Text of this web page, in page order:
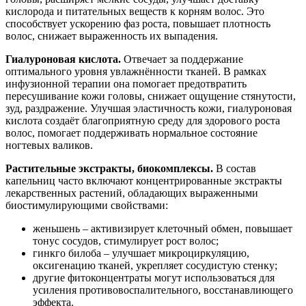
кислорода и питательных веществ к корням волос. Это
способствует ускорению фаз роста, повышает плотность
волос, снижает выраженность их выпадения.
Гиалуроновая кислота. Отвечает за поддержание
оптимального уровня увлажнённости тканей. В рамках
инфузионной терапии она помогает предотвратить
пересушивание кожи головы, снижает ощущение стянутости,
зуд, раздражение. Улучшая эластичность кожи, гиалуроновая
кислота создаёт благоприятную среду для здорового роста
волос, помогает поддерживать нормальное состояние
ногтевых валиков.
Растительные экстракты, биокомплексы. В состав
капельниц часто включают концентрированные экстракты
лекарственных растений, обладающих выраженными
биостимулирующими свойствами:
женьшень – активизирует клеточный обмен, повышает
тонус сосудов, стимулирует рост волос;
гинкго билоба – улучшает микроциркуляцию,
оксигенацию тканей, укрепляет сосудистую стенку;
другие фитоконцентраты могут использоваться для
усиления противовоспалительного, восстанавлиющего
эффекта.